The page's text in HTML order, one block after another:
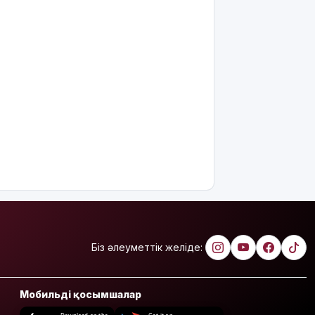
видеоға
түсіп
Біз әлеуметтік желіде:
Мобильді қосымшалар